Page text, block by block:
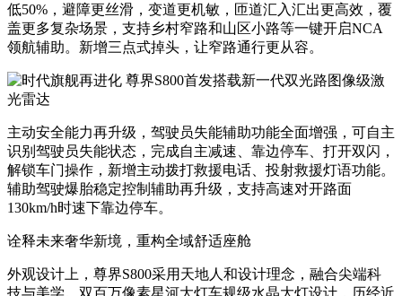
低50% ，避障更丝滑，变道更机敏，匝道汇入汇出更高效，覆
盖更多复杂场景，支持乡村窄路和山区小路等一键开启NCA
领航辅助。新增三点式掉头 ，让窄路通行更从容。
主动安全能力再升级， 驾驶员失能辅助功能全面增强，可自主
识别驾驶员失能状态，完成自主减速、靠边停车、打开双闪，
解锁车门操作，新增主动拨打救援电话、投射救援灯语功能。
辅助驾驶爆胎稳定控制辅助再升级，支持高速对开路面
130km/h时速下靠边停车。
诠释未来奢华新境，重构全域舒适座舱
外观设计 上，尊界S800采用天地人和设计理念，融合尖端科